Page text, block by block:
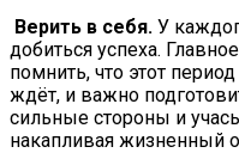
Верить в себя. У
добиться успеха.
помнить, что этот
ждёт, и важно
сильные стороны и
накапливая жизненный